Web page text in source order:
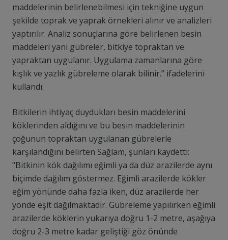
maddelerinin belirlenebilmesi için tekniğine uygun
şekilde toprak ve yaprak örnekleri alınır ve analizleri
yaptırılır. Analiz sonuçlarına göre belirlenen besin
maddeleri yani gübreler, bitkiye topraktan ve
yapraktan uygulanır. Uygulama zamanlarına göre
kışlık ve yazlık gübreleme olarak bilinir.” ifadelerini
kullandı.
Bitkilerin ihtiyaç duydukları besin maddelerini
köklerinden aldığını ve bu besin maddelerinin
çoğunun topraktan uygulanan gübrelerle
karşılandığını belirten Sağlam, şunları kaydetti:
“Bitkinin kök dağılımı eğimli ya da düz arazilerde aynı
biçimde dağılım göstermez. Eğimli arazilerde kökler
eğim yönünde daha fazla iken, düz arazilerde her
yönde eşit dağılmaktadır. Gübreleme yapılırken eğimli
arazilerde köklerin yukarıya doğru 1-2 metre, aşağıya
doğru 2-3 metre kadar geliştiği göz önünde